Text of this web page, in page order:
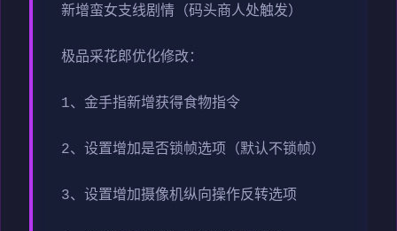
新增蛮女支线剧情（码头商人处触发）
极品采花郎优化修改：
1、金手指新增获得食物指令
2、设置增加是否锁帧选项（默认不锁帧）
3、设置增加摄像机纵向操作反转选项